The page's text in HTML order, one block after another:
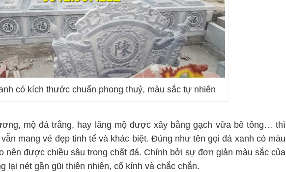
có kích thước chuẩn phong thuỷ, màu sắc tự nhiên
mộ đá trắng, hay lăng mộ được xây bằng gạch vữa bê tông… thì
mang vẻ đẹp tinh tế và khác biệt. Đúng như tên gọi đá xanh có màu
nên được chiều sâu trong chất đá. Chính bởi sự đơn giản màu sắc của
lại nét gần gũi thiên nhiên, cổ kính và chắc chắn.